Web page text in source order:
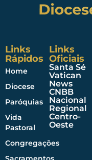
Links
Rápidos
Home
Diocese
Paróquias
Vida
Pastoral
Congregações
Links
Oficiais
Santa Sé
Vatican
News
CNBB
Nacional
Regional
Centro-
Oeste